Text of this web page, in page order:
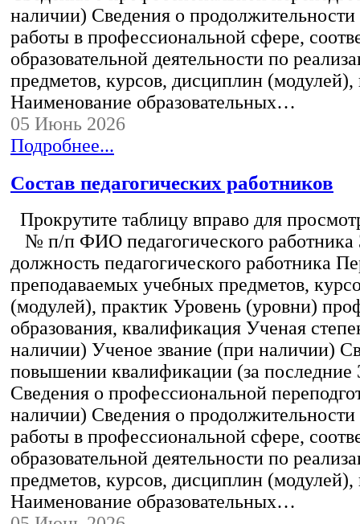
наличии) Сведения о
работы в профессиональной сфере,
образовательной деятельности по
предметов, курсов, дисциплин (модулей),
Наименование образовательных…
05 Июнь 2026
Подробнее...
Состав педагогических работников
Прокрутите таблицу вправо для
№ п/п ФИО педагогического работника
должность педагогического работника
преподаваемых учебных предметов,
(модулей), практик Уровень (уровни)
образования, квалификация Ученая
наличии) Ученое звание (при наличии)
повышении квалификации (за последние
Сведения о профессиональной
наличии) Сведения о
работы в профессиональной сфере,
образовательной деятельности по
предметов, курсов, дисциплин (модулей),
Наименование образовательных…